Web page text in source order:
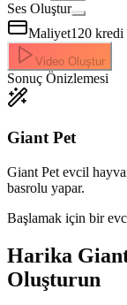
Ses Oluştur
Maliyet120 kredi
Video Oluştur
Sonuç Önizlemesi
Giant Pet
Giant Pet evcil
basrolu yapar.
Başlamak için bir
Harika
Oluşturun